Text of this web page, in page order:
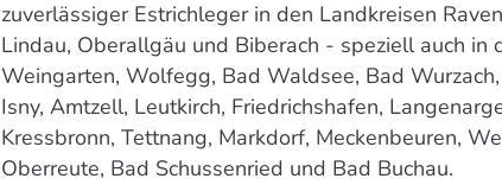
zuverlässiger Estrichleger in den Landkreisen
Lindau, Oberallgäu und Biberach - speziell auch in
Weingarten, Wolfegg, Bad Waldsee, Bad
Isny, Amtzell, Leutkirch, Friedrichshafen,
Kressbronn, Tettnang, Markdorf, Meckenbeuren,
Oberreute, Bad Schussenried und Bad Buchau.